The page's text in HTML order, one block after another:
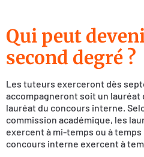
Qui peut
second degré ?
Les tuteurs exerceront dès
accompagneront soit un
lauréat du concours interne.
commission académique, les
exercent à mi-temps ou à
concours interne exercent à